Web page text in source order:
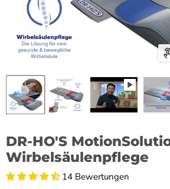
DR-HO'S
Wirbelsäulenpflege
14 Bewertungen